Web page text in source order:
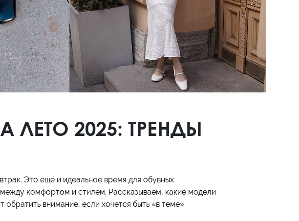
2025: ТРЕНДЫ
Это ещё и идеальное время для обувных
комфортом и стилем. Рассказываем, какие модели
внимание, если хочется быть «в теме».